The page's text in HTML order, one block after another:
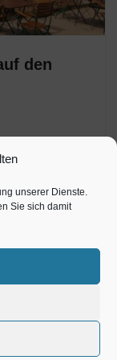
unserer Dienste.
Sie sich damit
den
WANNSEE
ihrer
mit Blick…